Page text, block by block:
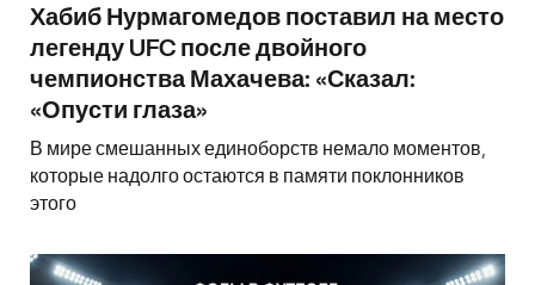
Хабиб Нурмагомедов поставил на место
легенду UFC после двойного
чемпионства Махачева: «Сказал:
«Опусти глаза»
В мире смешанных единоборств немало моментов,
которые надолго остаются в памяти поклонников
этого